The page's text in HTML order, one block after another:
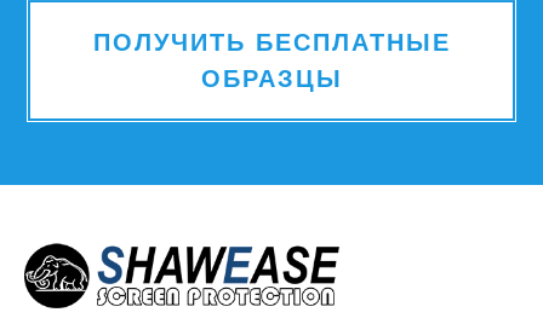
ПОЛУЧИТЬ БЕСПЛАТНЫЕ
ОБРАЗЦЫ